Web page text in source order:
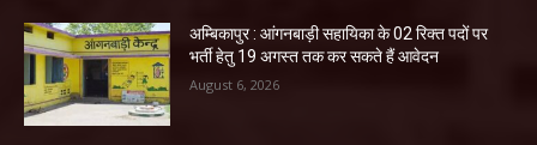
अम्बिकापुर : आंगनबाड़ी सहायिका के 02 रिक्त पदों पर
भर्ती हेतु 19 अगस्त तक कर सकते हैं आवेदन
August 6, 2026